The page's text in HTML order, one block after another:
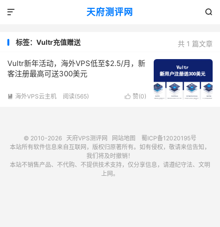
天府测评网 

共 1 篇文章
标签：Vultr充值赠送
Vultr新年活动，海外VPS低至$2.5/月，新
客注册最高可送300美元
 赞(0)
 海外VPS云主机 阅读(565)
© 2010-2026 天府VPS测评网 网站地图
蜀ICP备12020195号
本站所有软件信息来自互联网，版权归原著所有。如有侵权，敬请来信告知，
我们将及时撤销！
本站不销售产品、不代购、不提供技术支持，仅分享信息，请遵纪守法、文明
上网。